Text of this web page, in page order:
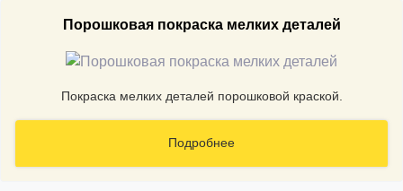
Порошковая покраска мелких деталей
Покраска мелких деталей порошковой краской.
Подробнее